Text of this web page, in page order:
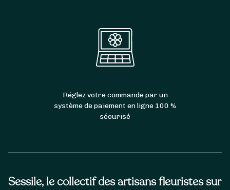
Sessile, le collectif des artisans fleuristes sur
Réglez votre commande par un
système de paiement en ligne 100 %
sécurisé